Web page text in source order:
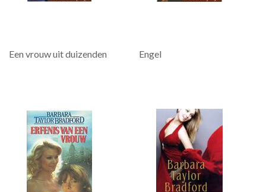
Een vrouw uit duizenden Engel